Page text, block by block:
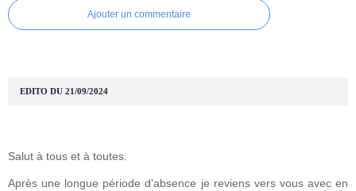
Ajouter un commentaire
EDITO DU 21/09/2024
Salut à tous et à toutes.
Après une longue période d'absence je reviens vers vous avec en